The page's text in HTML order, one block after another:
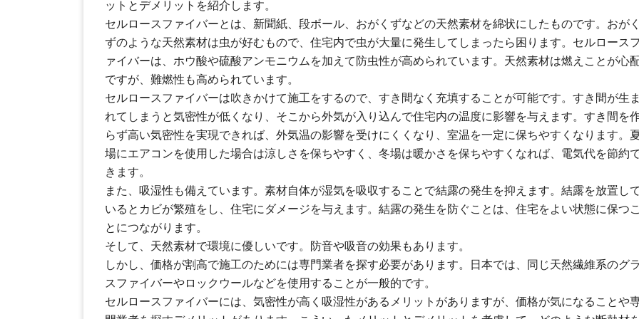
ットとデメリットを紹介します。
セルロースファイバーとは、新聞紙、段ボール、おがくずなどの天然素材を綿状にしたものです。おがく
ずのような天然素材は虫が好むもので、住宅内で虫が大量に発生してしまったら困ります。セルロースフ
ァイバーは、ホウ酸や硫酸アンモニウムを加えて防虫性が高められています。天然素材は燃えことが心
ですが、難燃性も高められています。
セルロースファイバーは吹きかけて施工をするので、すき間なく充填することが可能です。すき間が生ま
れてしまうと気密性が低くなり、そこから外気が入り込んで住宅内の温度に影響を与えます。すき間を
らず高い気密性を実現できれば、外気温の影響を受けにくくなり、室温を一定に保ちやすくなります。
場にエアコンを使用した場合は涼しさを保ちやすく、冬場は暖かさを保ちやすくなれば、電気代を節約
きます。
また、吸湿性も備えています。素材自体が湿気を吸収することで結露の発生を抑えます。結露を放置して
いるとカビが繁殖をし、住宅にダメージを与えます。結露の発生を防ぐことは、住宅をよい状態に保つこ
とにつながります。
そして、天然素材で環境に優しいです。防音や吸音の効果もあります。
しかし、価格が割高で施工のためには専門業者を探す必要があります。日本では、同じ天然繊維系のグラ
スファイバーやロックウールなどを使用することが一般的です。
セルロースファイバーには、気密性が高く吸湿性があるメリットがありますが、価格が気になることや